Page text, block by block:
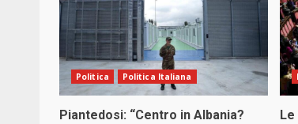
Politica Politica Italiana
Piantedosi: “Centro in Albania?
Le